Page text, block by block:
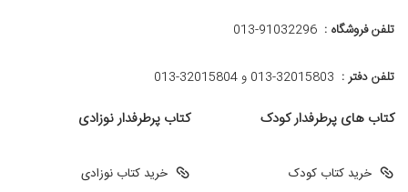
تلفن فروشگاه : 013-91032296
تلفن دفتر : 013-32015803 و 32015804-013
کتاب های پرطرفدار کودک
خرید کتاب کودک
کتاب پرطرفدار نوزادی
خرید کتاب نوزادی